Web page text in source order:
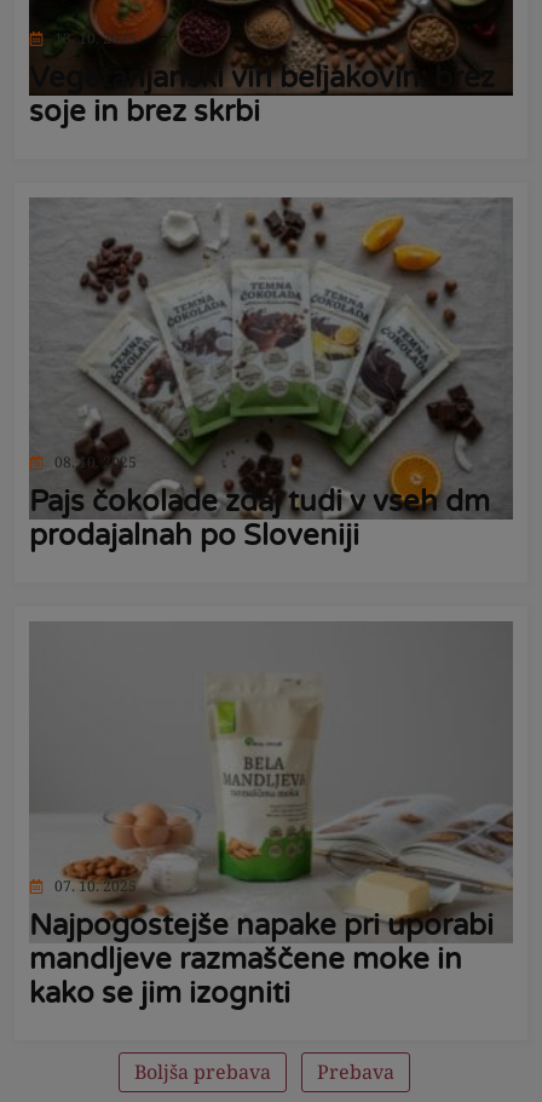
13. 10. 2025
Vegetarijanski viri beljakovin: brez
soje in brez skrbi
08. 10. 2025
Pajs čokolade zdaj tudi v vseh dm
prodajalnah po Sloveniji
07. 10. 2025
Najpogostejše napake pri uporabi
mandljeve razmaščene moke in
kako se jim izogniti
Boljša prebava Prebava